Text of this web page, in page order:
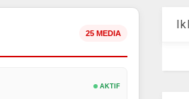
25 MEDIA
AKTIF